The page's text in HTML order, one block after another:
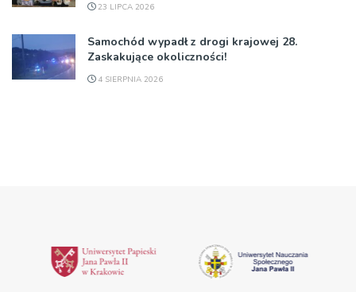
23 LIPCA 2026
Samochód wypadł z drogi krajowej 28.
Zaskakujące okoliczności!
4 SIERPNIA 2026